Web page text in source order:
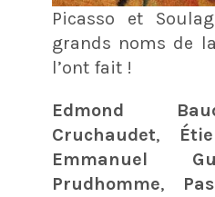
Picasso et
grands noms de
l’ont fait !
Edmond
Cruchaudet,
Emmanuel
Prudhomme,